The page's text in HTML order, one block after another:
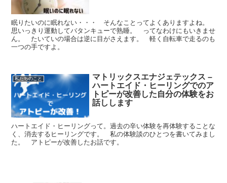
眠りたいのに眠れない・・・ そんなことってよくありますよね。
思いっきり運動してバタンキューで熟睡。 ってなわけにもいきませ
ん。 たいていの場合は逆に目がさえます。 軽く自転車で走るのも
一つの手ですよ。
私たちのこと
マトリックスエナジェテックス –
ハートエイド・ヒーリングでのア
トピーが改善した自分の体験をお
話しします
ハートエイド・ヒーリングって。過去の辛い体験を再体験することな
く、消去するヒーリングです。 私の体験談のひとつを書いてみまし
た。 アトピーが改善したお話です。